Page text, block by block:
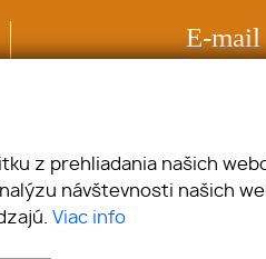
E-mail
z prehliadania našich
návštevnosti našich
Viac info